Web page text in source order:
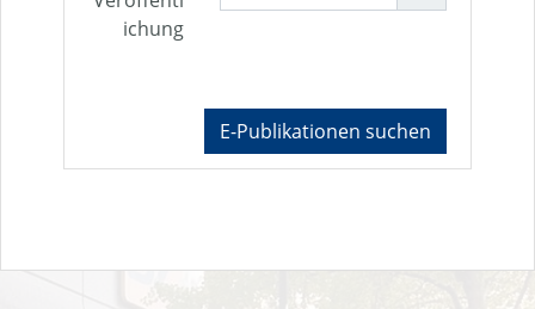
ichung
E-Publikationen suchen